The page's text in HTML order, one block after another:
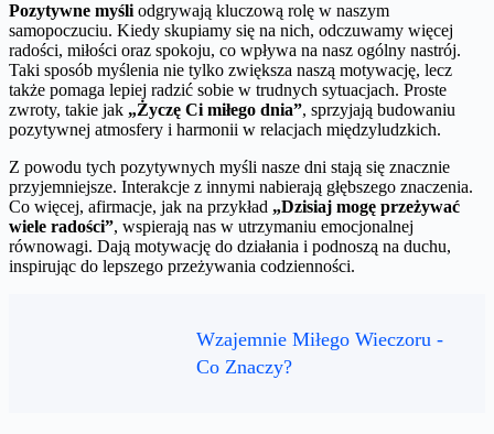
Pozytywne myśli odgrywają kluczową rolę w naszym
samopoczuciu. Kiedy skupiamy się na nich, odczuwamy więcej
radości, miłości oraz spokoju, co wpływa na nasz ogólny nastrój.
Taki sposób myślenia nie tylko zwiększa naszą motywację, lecz
także pomaga lepiej radzić sobie w trudnych sytuacjach. Proste
zwroty, takie jak „Życzę Ci miłego dnia”, sprzyjają budowaniu
pozytywnej atmosfery i harmonii w relacjach międzyludzkich.
Z powodu tych pozytywnych myśli nasze dni stają się znacznie
przyjemniejsze. Interakcje z innymi nabierają głębszego znaczenia.
Co więcej, afirmacje, jak na przykład „Dzisiaj mogę przeżywać
wiele radości”, wspierają nas w utrzymaniu emocjonalnej
równowagi. Dają motywację do działania i podnoszą na duchu,
inspirując do lepszego przeżywania codzienności.
Wzajemnie Miłego Wieczoru -
Co Znaczy?